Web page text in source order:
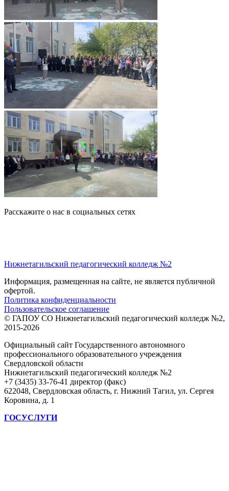
Расскажите о нас в социальных сетях
Нижнетагильский педагогический колледж №2
Информация, размещенная на сайте, не является публичной
офертой.
Политика конфиденциальности
Пользовательское соглашение
© ГАПОУ СО Нижнетагильский педагогический колледж №2,
2015-2026
Официальный сайт Государственного автономного
профессионального образовательного учреждения
Свердловской области
Нижнетагильский педагогический колледж №2
+7 (3435) 33-76-41 директор (факс)
622048, Свердловская область, г. Нижний Тагил, ул. Сергея
Коровина, д. 1
ГОСУСЛУГИ